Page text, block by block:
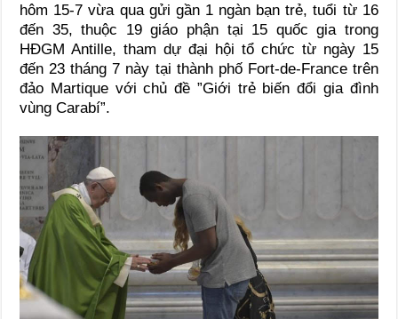
hôm 15-7 vừa qua gửi gần 1 ngàn bạn trẻ, tuổi từ 16
đến 35, thuộc 19 giáo phận tại 15 quốc gia trong
HĐGM Antille, tham dự đại hội tổ chức từ ngày 15
đến 23 tháng 7 này tại thành phố Fort-de-France trên
đảo Martique với chủ đề ”Giới trẻ biến đổi gia đình
vùng Carabí”.